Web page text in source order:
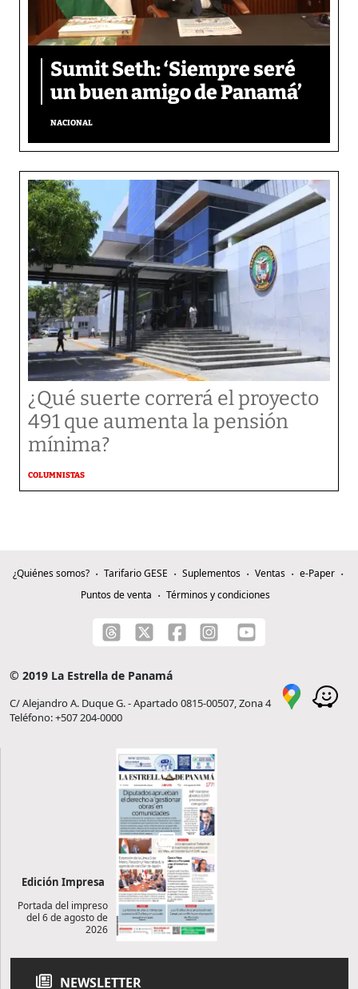
Sumit Seth: ‘Siempre seré
un buen amigo de Panamá’
NACIONAL
¿Qué suerte correrá el proyecto
491 que aumenta la pensión
mínima?
COLUMNISTAS
¿Quiénes somos? Tarifario GESE Suplementos Ventas
e-Paper
Puntos de venta
Términos y condiciones
© 2019 La Estrella de Panamá
C/ Alejandro A. Duque G. - Apartado 0815-00507, Zona 4
Teléfono: +507 204-0000
Edición Impresa
Portada del impreso
del 6 de agosto de
2026
NEWSLETTER